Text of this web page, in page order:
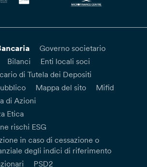
Governo societario
Bilanci
Enti locali soci
di Tutela dei Depositi
Mappa del sito
Mifid
di Azioni
Etica
rischi ESG
in caso di cessazione o
degli indici di riferimento
PSD2